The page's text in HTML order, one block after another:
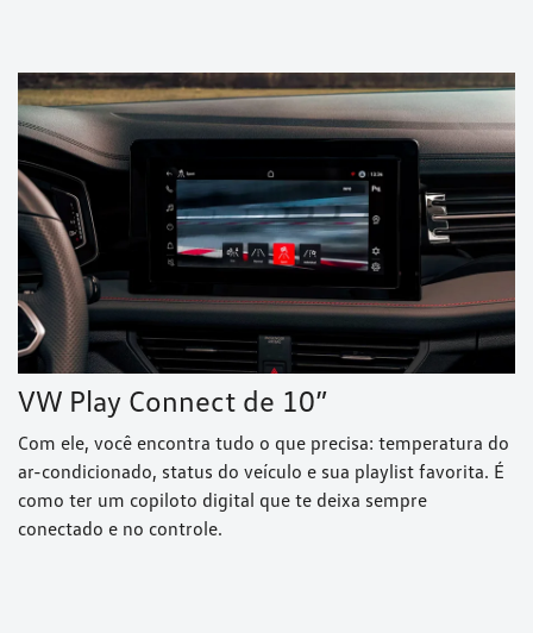
VW Play Connect de 10”
Com ele, você encontra tudo o que precisa: temperatura do
ar-condicionado, status do veículo e sua playlist favorita. É
como ter um copiloto digital que te deixa sempre
conectado e no controle.